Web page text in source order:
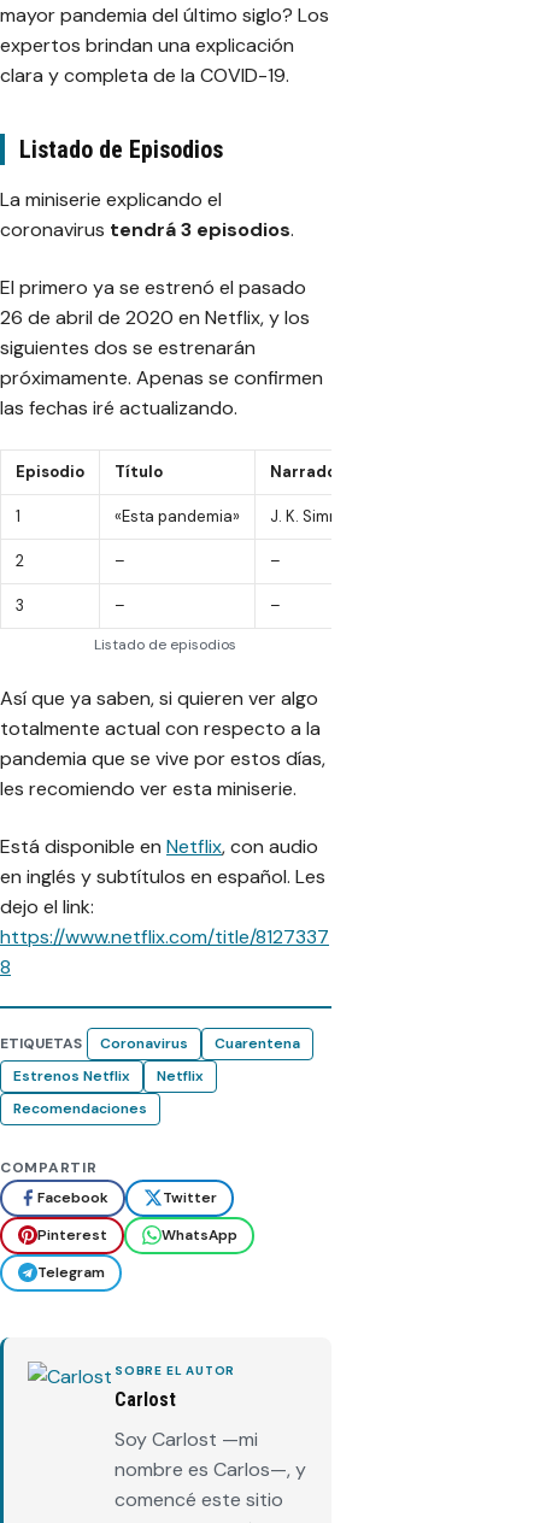
mayor pandemia del último siglo? Los
expertos brindan una explicación
clara y completa de la COVID-19.
Listado de Episodios
La miniserie explicando el
coronavirus tendrá 3 episodios.
El primero ya se estrenó el pasado
26 de abril de 2020 en Netflix, y los
siguientes dos se estrenarán
próximamente. Apenas se confirmen
las fechas iré actualizando.
Episodio Título Narrador
1 «Esta pandemia» J. K. Simmons
2 – –
3 – –
Listado de episodios
Así que ya saben, si quieren ver algo
totalmente actual con respecto a la
pandemia que se vive por estos días,
les recomiendo ver esta miniserie.
Está disponible en Netflix, con audio
en inglés y subtítulos en español. Les
dejo el link:
https://www.netflix.com/title/8127337
8
ETIQUETAS Coronavirus
Cuarentena
Estrenos Netflix
Netflix
Recomendaciones
COMPARTIR
Facebook
Twitter
Pinterest
WhatsApp
Telegram
SOBRE EL AUTOR
Carlost
Soy Carlost —mi
nombre es Carlos—, y
comencé este sitio